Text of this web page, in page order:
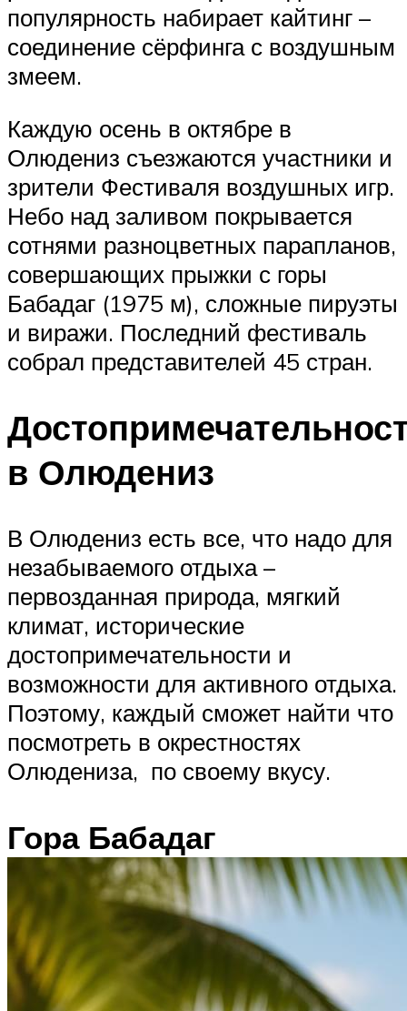
популярность набирает кайтинг –
соединение сёрфинга с воздушным
змеем.
Каждую осень в октябре в
Олюдениз съезжаются участники и
зрители Фестиваля воздушных игр.
Небо над заливом покрывается
сотнями разноцветных парапланов,
совершающих прыжки с горы
Бабадаг (1975 м), сложные пируэты
и виражи. Последний фестиваль
собрал представителей 45 стран.
в Олюдениз
В Олюдениз есть все, что надо для
незабываемого отдыха –
первозданная природа, мягкий
климат, исторические
достопримечательности и
возможности для активного отдыха.
Поэтому, каждый сможет найти что
посмотреть в окрестностях
Олюдениза, по своему вкусу.
Гора Бабадаг